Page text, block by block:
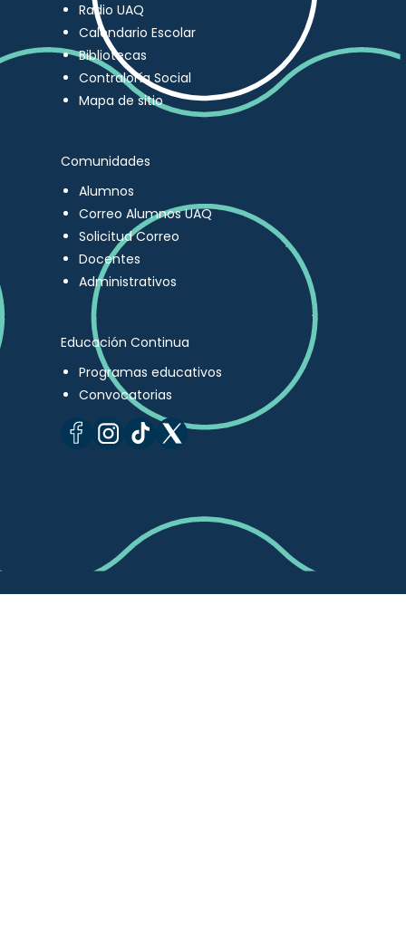
Radio UAQ
Calendario Escolar
Bibliotecas
Contraloría Social
Mapa de sitio
Comunidades
Alumnos
Correo Alumnos UAQ
Solicitud Correo
Docentes
Administrativos
Educación Continua
Programas educativos
Convocatorias